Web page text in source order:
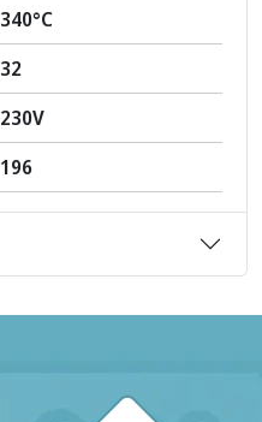
340°C
32
230V
196